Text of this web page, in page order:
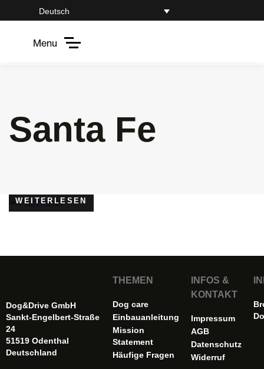
Deutsch
Menu
Santa Fe
WEITERLESEN
Dog&Drive GmbH
Sankt-Engelbert-Straße
24
51519 Odenthal
Deutschland
THEMEN
Dog care
Einbauanleitung
Mission
Statement
Häufige Fragen
INFOS &
KONTAKT
Impressum
AGB
Datenschutz
Widerruf